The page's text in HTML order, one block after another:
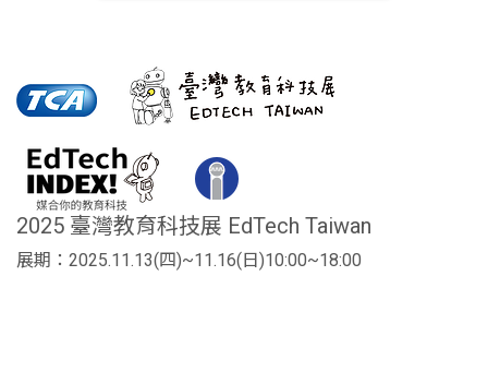
2025 臺灣教育科技展 EdTech Taiwan
展期：2025.11.13(四)~11.16(日)10:00~18:00